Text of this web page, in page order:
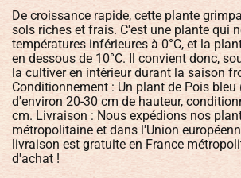
De croissance rapide, cette plante
sols riches et frais. C'est une plante qui
températures inférieures à 0°C, et la
en dessous de 10°C. Il convient donc,
la cultiver en intérieur durant la saison
Conditionnement : Un plant de Pois bleu
d'environ 20-30 cm de hauteur,
cm. Livraison : Nous expédions nos
métropolitaine et dans l'Union
livraison est gratuite en France
d'achat !